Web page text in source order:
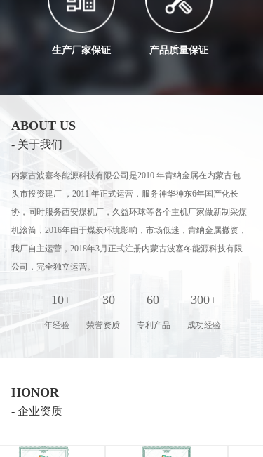
生产厂家保证 产品质量保证
ABOUT US
- 关于我们
内蒙古波塞冬能源科技有限公司是2010 年肯纳金属在内蒙古包
头市投资建厂 ，2011 年正式运营，服务神华神东6年国产化长
协，同时服务西安煤机厂，久益环球等各个主机厂家做新制采煤
机滚筒，2016年由于煤炭环境影响，市场低迷，肯纳金属撤资，
我厂自主运营，2018年3月正式注册内蒙古波塞冬能源科技有限
公司，完全独立运营。
10+         30         60         300+
年经验        荣誉资质        专利产品        成功经验
HONOR
- 企业资质